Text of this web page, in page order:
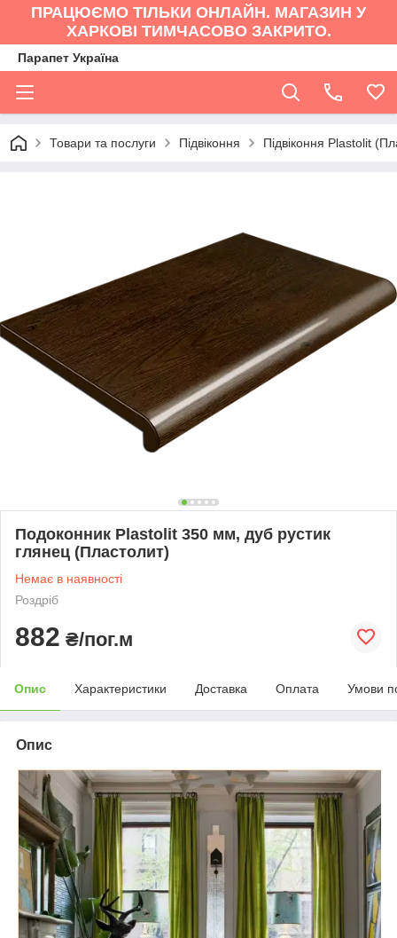
ПРАЦЮЄМО ТІЛЬКИ ОНЛАЙН. МАГАЗИН У
ХАРКОВІ ТИМЧАСОВО ЗАКРИТО.
Парапет Україна
Товари та послуги Підвіконня Підвіконня Plastolit
Подоконник Plastolit 350 мм, дуб рустик
глянец (Пластолит)
Немає в наявності
Роздріб
882 ₴/пог.м
Опис Характеристики Доставка Оплата Умови
Опис